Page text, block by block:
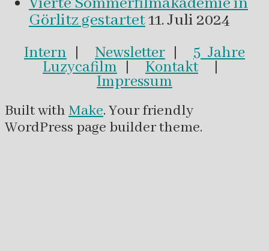
Görlitz gestartet11. Juli 2024
Intern Newsletter 5 Jahre
Luzycafilm Kontakt|
Impressum
Built with Make. Your friendly
WordPress page builder theme.